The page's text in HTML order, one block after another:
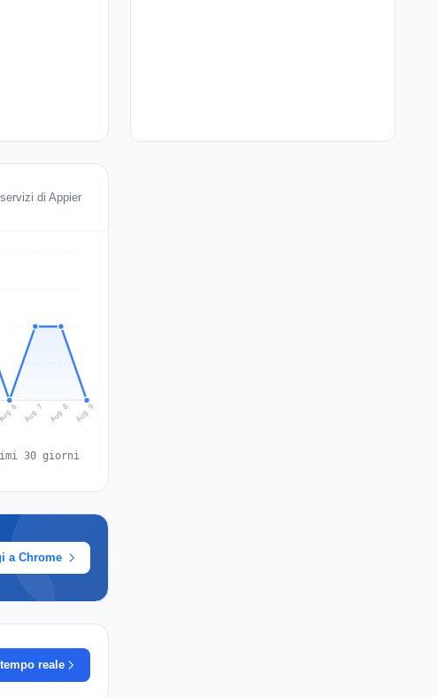
di Appier
Aug 6 Aug 7 Aug 8 Aug 9
30 giorni
a Chrome
reale